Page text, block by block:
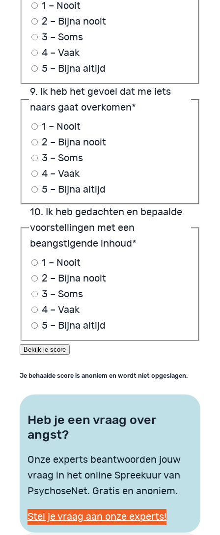
1 – Nooit
2 – Bijna nooit
3 – Soms
4 – Vaak
5 – Bijna altijd
9. Ik heb het gevoel dat me iets
naars gaat overkomen*
1 – Nooit
2 – Bijna nooit
3 – Soms
4 – Vaak
5 – Bijna altijd
10. Ik heb gedachten en bepaalde
voorstellingen met een
beangstigende inhoud *
1 – Nooit
2 – Bijna nooit
3 – Soms
4 – Vaak
5 – Bijna altijd
Je behaalde score is anoniem en wordt niet opgeslagen.
Heb je een vraag over
angst?
Onze experts beantwoorden jouw
vraag in het online Spreekuur van
PsychoseNet. Gratis en anoniem.
Stel je vraag aan onze experts!